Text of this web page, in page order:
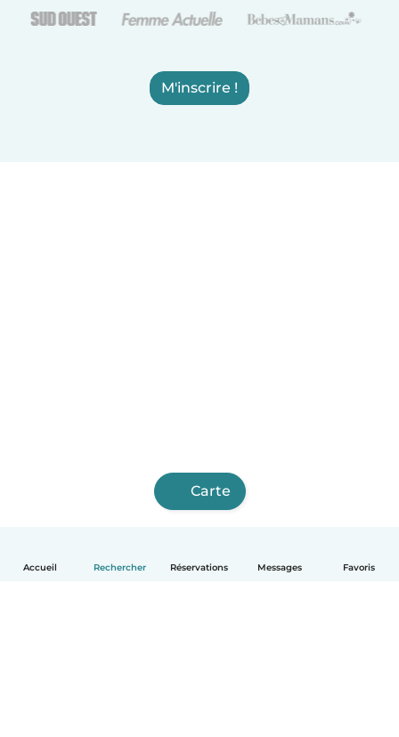
Accueil Rechercher Réservations Messages Favoris
M'inscrire !
Carte